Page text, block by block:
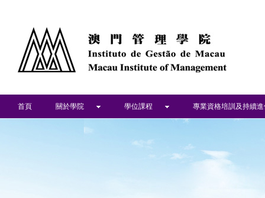
首頁 關於學院 學位課程 專業資格培訓及持續